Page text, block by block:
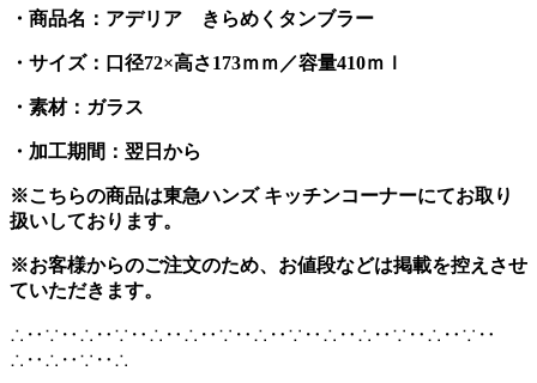
・商品名：アデリア きらめくタンブラー
・サイズ：口径72×高さ173ｍｍ／容量410ｍｌ
・素材：ガラス
・加工期間：翌日から
※こちらの商品は東急ハンズ キッチンコーナーにてお取り
扱いしております。
※お客様からのご注文のため、お値段などは掲載を控えさせ
ていただきます。
∴‥∵‥∴‥∵‥∴‥∴‥∵‥∴‥∵‥∴‥∴‥∵‥∴‥∵‥
∴‥∴‥∵‥∴